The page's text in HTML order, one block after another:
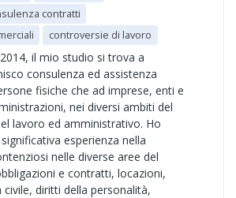
contratti
controversie di lavoro
il mio studio si trova a
consulenza ed assistenza
fisiche che ad imprese, enti e
nei diversi ambiti del
lavoro ed amministrativo. Ho
esperienza nella
nelle diverse aree del
e contratti, locazioni,
civile, diritti della personalità,